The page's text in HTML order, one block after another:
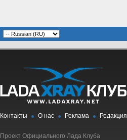
Контакты О нас Реклама Редакция
Проект Официального Лада Клуба